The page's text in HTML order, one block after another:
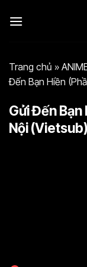
qua
Trang chủ »
Đến Bạn Hiền
Gửi Đến Bạn
Nội (Vietsub)